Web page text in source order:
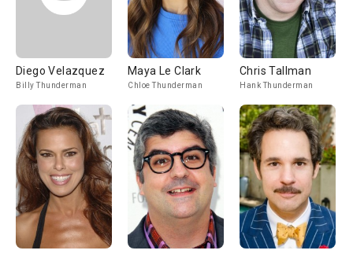
Diego Velazquez
Billy Thunderman
Maya Le Clark
Chloe Thunderman
Chris Tallman
Hank Thunderman